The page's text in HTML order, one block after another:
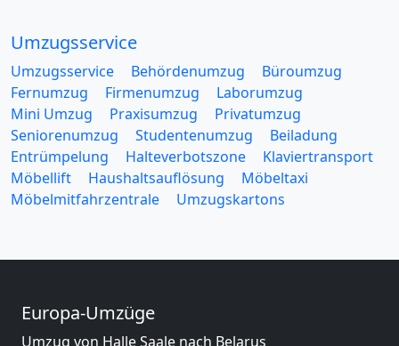
Umzugsservice
Umzugsservice Behördenumzug
Büroumzug
Fernumzug
Firmenumzug
Laborumzug
Mini Umzug
Praxisumzug
Privatumzug
Seniorenumzug
Studentenumzug
Beiladung
Entrümpelung
Halteverbotszone
Klaviertransport
Möbellift
Haushaltsauflösung
Möbeltaxi
Möbelmitfahrzentrale
Umzugskartons
Europa-Umzüge
Umzug von Halle Saale nach Belarus